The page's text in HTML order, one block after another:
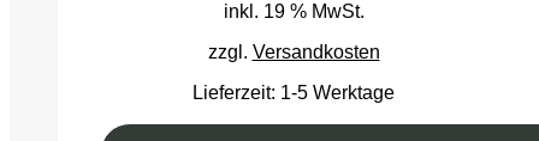
inkl. 19 % MwSt.
zzgl. Versandkosten
Lieferzeit: 1-5 Werktage